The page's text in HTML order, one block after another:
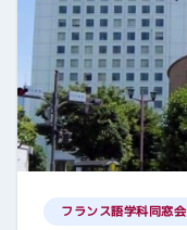
フランス語学科同窓会